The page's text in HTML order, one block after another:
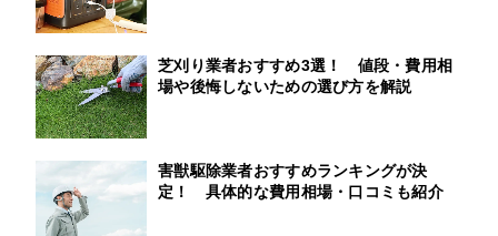
芝刈り業者おすすめ3選！ 値段・費用相
場や後悔しないための選び方を解説
害獣駆除業者おすすめランキングが決
定！ 具体的な費用相場・口コミも紹介